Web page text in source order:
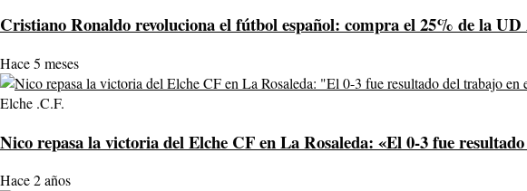
Cristiano Ronaldo revoluciona el fútbol español: compra el 25% de la
Hace 5 meses
Elche .C.F.
Nico repasa la victoria del Elche CF en La Rosaleda: «El 0-3 fue
Hace 2 años